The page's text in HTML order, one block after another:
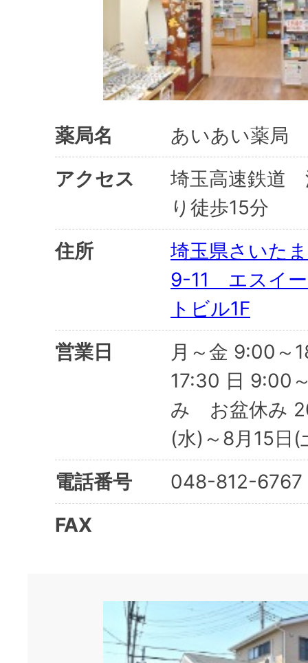
薬局名
あいあい薬局
アクセス
埼玉高速鉄道
り徒歩15分
住所
埼玉県さいた
9-11 エスイ
トビル1F
営業日
月～金 9:00～
17:30 日 9:00
み お盆休み
(水)～8月15日(
電話番号
048-812-6767
FAX